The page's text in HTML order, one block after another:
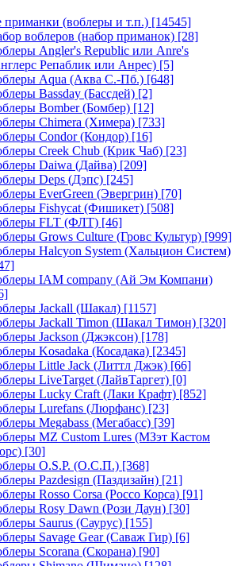
приманки (воблеры и т.п.) [14545]
воблеров (набор приманок) [28]
Angler's Republic или Anre's
Репаблик или Анрес) [5]
Aqua (Аква С.-Пб.) [648]
Bassday (Бассдей) [2]
Bomber (Бомбер) [12]
Chimera (Химера) [733]
Condor (Кондор) [16]
Creek Chub (Крик Чаб) [23]
Daiwa (Дайва) [209]
Deps (Дэпс) [245]
EverGreen (Эвергрин) [70]
Fishycat (Фишикет) [508]
FLT (ФЛТ) [46]
Grows Culture (Гровс Культур) [999]
Halcyon System (Хальцион Систем)
IAM company (Ай Эм Компани)
Jackall (Шакал) [1157]
Jackall Timon (Шакал Тимон) [320]
Jackson (Джэксон) [178]
Kosadaka (Косадака) [2345]
Little Jack (Литтл Джэк) [66]
LiveTarget (ЛайвТаргет) [0]
Lucky Craft (Лаки Крафт) [852]
Lurefans (Люрфанс) [23]
Megabass (Мегабасс) [39]
MZ Custom Lures (МЗэт Кастом
[30]
O.S.P. (О.С.П.) [368]
Pazdesign (Паздизайн) [21]
Rosso Corsa (Россо Корса) [91]
Rosy Dawn (Рози Даун) [30]
Saurus (Саурус) [155]
Savage Gear (Саваж Гир) [6]
Scorana (Скорана) [90]